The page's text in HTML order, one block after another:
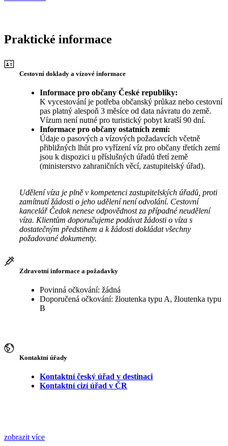
Praktické informace
Cestovní doklady a vízové informace
Informace pro občany České republiky:
K vycestování je potřeba občanský průkaz nebo cestovní
pas platný alespoň 3 měsíce od data návratu do země.
Vízum není nutné pro turistický pobyt kratší 90 dní.
Informace pro občany ostatních zemí:
Údaje o pasových a vízových požadavcích včetně
přibližných lhůt pro vyřízení víz pro občany třetích zemí
jsou k dispozici u příslušných úřadů třetí země
(ministerstvo zahraničních věcí, zastupitelský úřad).
Udělení víza je plně v kompetenci zastupitelských úřadů, proti
zamítnutí žádosti o jeho udělení není odvolání. Cestovní
kancelář Čedok nenese odpovědnost za případné neudělení
víza. Klientům doporučujeme podávat žádosti o víza s
dostatečným předstihem a k žádosti dokládat všechny
požadované dokumenty.
Zdravotní informace a požadavky
Povinná očkování: žádná
Doporučená očkování: žloutenka typu A, žloutenka typu
B
Kontaktní úřady
Kontaktní český úřad v destinaci
Kontaktní cizí úřad v ČR
zobrazit více